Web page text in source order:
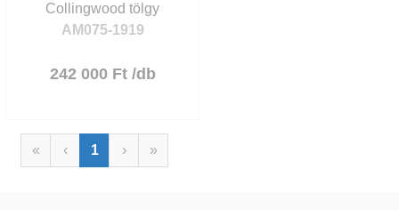
Collingwood tölgy
AM075-1919
242 000 Ft /db
« ‹ 1 › »